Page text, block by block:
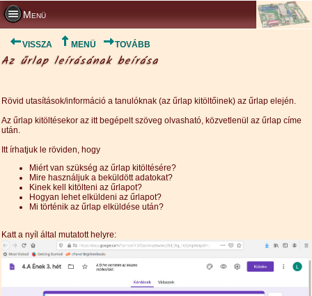
Menü
VISSZA MENÜ TOVÁBB
Az űrlap leírásának beírása
Rövid utasítások/információ a tanulóknak (az űrlap kitöltőinek) az űrlap elején.
Az űrlap kitöltésekor az itt begépelt szöveg olvasható, közvetlenül az űrlap címe
után.
Itt írhatjuk le röviden, hogy
Miért van szükség az űrlap kitöltésére?
Mire használjuk a beküldött adatokat?
Kinek kell kitölteni az űrlapot?
Hogyan lehet elküldeni az űrlapot?
Mi történik az űrlap elküldése után?
Katt a nyíl által mutatott helyre: